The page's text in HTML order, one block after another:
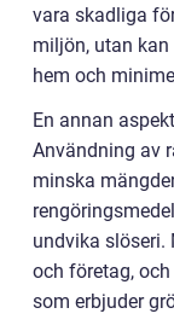
vara skadliga
miljön, utan
hem och
En annan
Användning av
minska
undvika slöseri.
och företag,
som erbjuder